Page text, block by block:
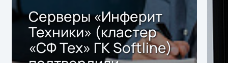
Серверы «Инферит
Техники» (кластер
«СФ Тех» ГК Softline)